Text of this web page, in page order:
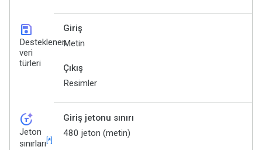
save
Desteklenen
veri
türleri
Giriş
Metin
Çıkış
Resimler
token_auto
Jeton
sınırları [*]
Giriş jetonu sınırı
480 jeton (metin)